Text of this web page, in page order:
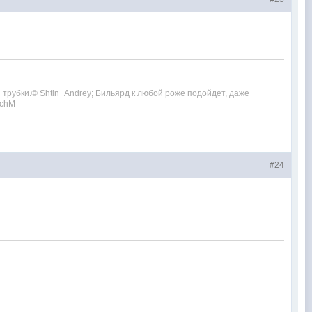
Shtin_Andrey; Бильярд к любой роже подойдет, даже
#24